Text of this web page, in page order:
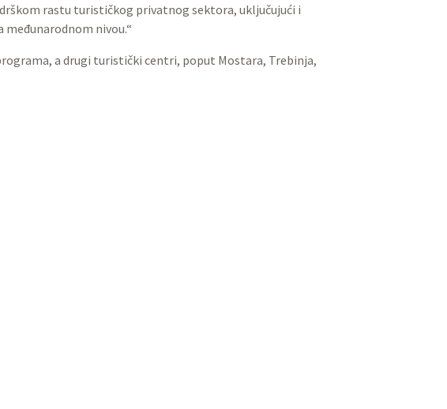
rastu turističkog privatnog sektora, uključujući i
nivou.“
a drugi turistički centri, poput Mostara, Trebinja,